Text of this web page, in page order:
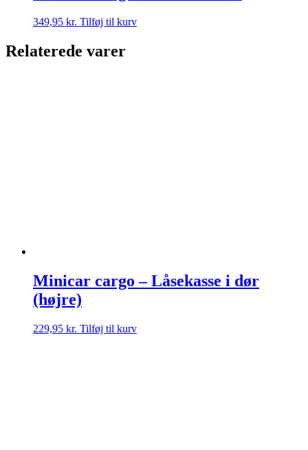
349,95 kr. Tilføj til kurv
Relaterede varer
Minicar cargo – Låsekasse i dør
(højre)
229,95 kr. Tilføj til kurv